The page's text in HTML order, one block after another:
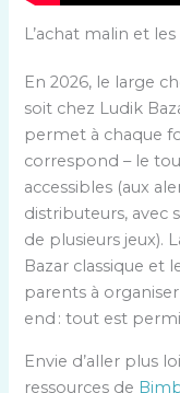
L’achat malin et
En 2026, le large
soit chez Ludik
permet à chaque
correspond – le
accessibles (aux
distributeurs, avec
de plusieurs jeux).
Bazar classique et
parents à
end : tout est
Envie d’aller plus
ressources de